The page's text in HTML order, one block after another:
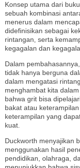
Konsep utama dari
sebuah kombinasi
menerus dalam
didefinisikan sebagai
rintangan, serta
kegagalan dan
Dalam
tidak hanya berguna
dalam mengatasi
menghambat kita
bahwa grit bisa
bakat atau
keterampilan yang
kuat.
Duckworth menyajikan
menggunakan hasil
pendidikan, olahraga,